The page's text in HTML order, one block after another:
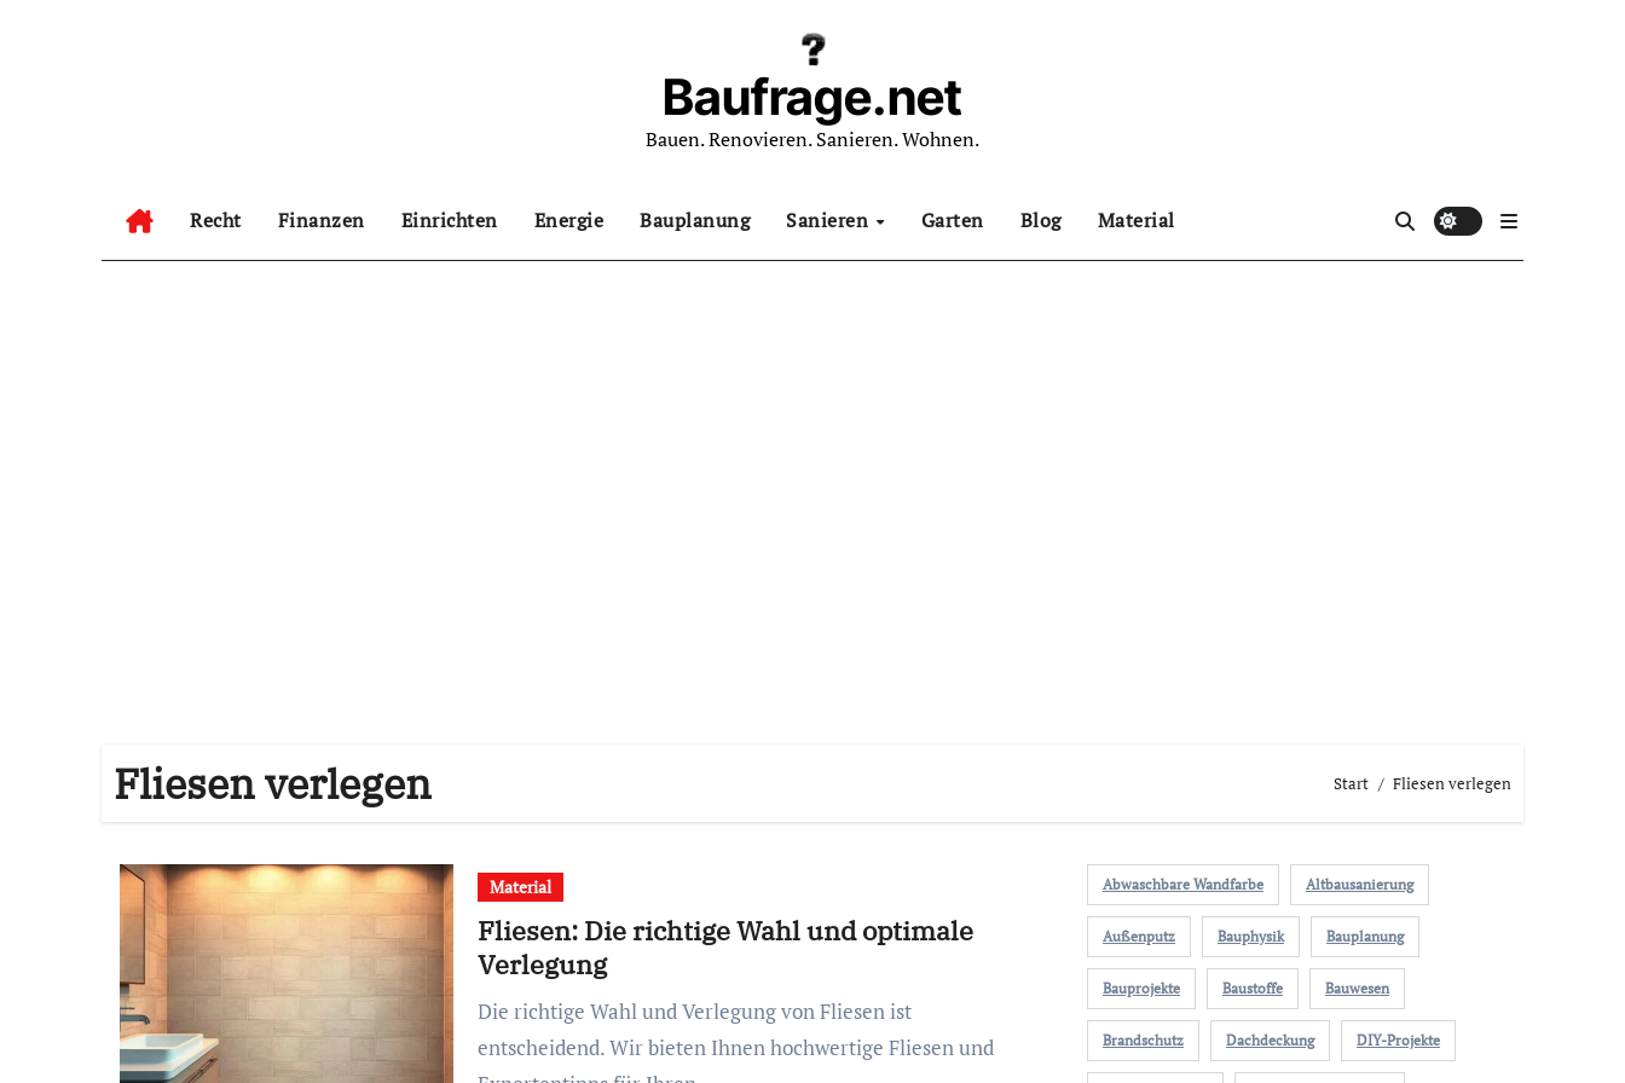
Baufrage.net
Bauen. Renovieren. Sanieren. Wohnen.
Recht Finanzen Einrichten Energie Bauplanung Sanieren Garten Blog Material
Fliesen verlegen Start Fliesen verlegen
Material
Fliesen: Die richtige Wahl und optimale
Verlegung
Die richtige Wahl und Verlegung von Fliesen ist
entscheidend. Wir bieten Ihnen hochwertige Fliesen und
Abwaschbare Wandfarbe Altbausanierung
Außenputz Bauphysik Bauplanung
Bauprojekte Baustoffe Bauwesen
Brandschutz Dachdeckung DIY-Projekte